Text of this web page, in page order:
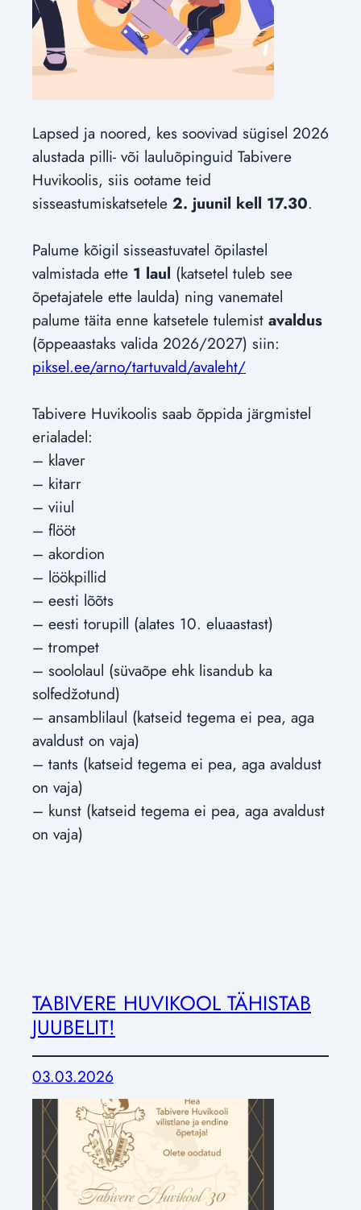
Lapsed ja noored, kes soovivad sügisel 2026
alustada pilli- või lauluõpinguid Tabivere
Huvikoolis, siis ootame teid
sisseastumiskatsetele 2. juunil kell 17.30.
Palume kõigil sisseastuvatel õpilastel
valmistada ette 1 laul (katsetel tuleb see
õpetajatele ette laulda) ning vanematel
palume täita enne katsetele tulemist avaldus
(õppeaastaks valida 2026/2027) siin:
piksel.ee/arno/tartuvald/avaleht/
Tabivere Huvikoolis saab õppida järgmistel
erialadel:
– klaver
– kitarr
– viiul
– flööt
– akordion
– löökpillid
– eesti lõõts
– eesti torupill (alates 10. eluaastast)
– trompet
– soololaul (süvaõpe ehk lisandub ka
solfedžotund)
– ansamblilaul (katseid tegema ei pea, aga
avaldust on vaja)
– tants (katseid tegema ei pea, aga avaldust
on vaja)
– kunst (katseid tegema ei pea, aga avaldust
on vaja)
TABIVERE HUVIKOOL TÄHISTAB
JUUBELIT!
03.03.2026